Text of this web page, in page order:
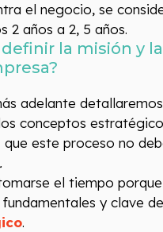
el negocio, se
2 años a 2, 5 años.
la misión y
adelante
conceptos
este proceso no
el tiempo
y clave
.